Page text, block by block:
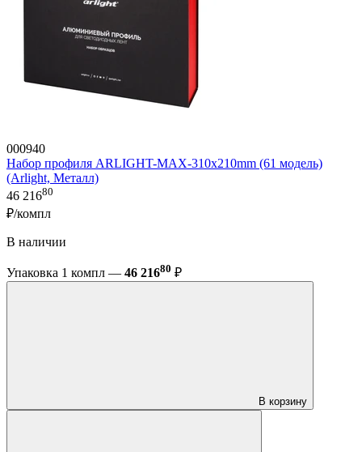
000940
Набор профиля ARLIGHT-MAX-310х210mm (61 модель)
(Arlight, Металл)
46 21680
₽/компл
В наличии
Упаковка 1 компл — 46 21680 ₽
В корзину